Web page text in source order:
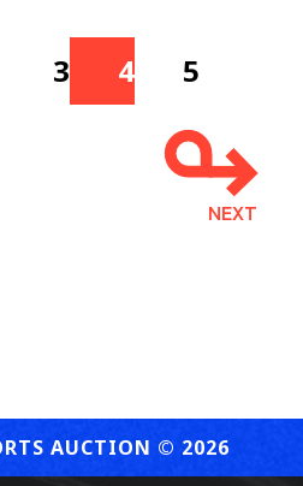
3 4 5
NEXT
AUCTION ©︎ 2026